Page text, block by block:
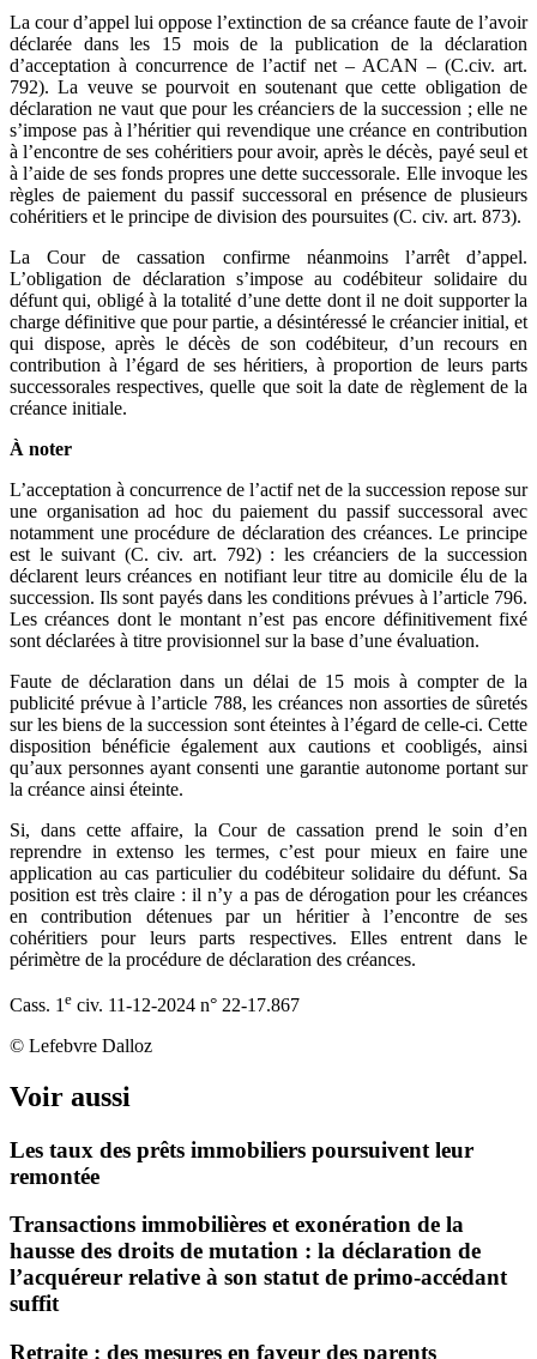
La cour d’appel lui oppose l’extinction de sa créance faute de l’avoir
déclarée dans les 15 mois de la publication de la déclaration
d’acceptation à concurrence de l’actif net – ACAN – (C.civ. art.
792). La veuve se pourvoit en soutenant que cette obligation de
déclaration ne vaut que pour les créanciers de la succession ; elle ne
s’impose pas à l’héritier qui revendique une créance en contribution
à l’encontre de ses cohéritiers pour avoir, après le décès, payé seul et
à l’aide de ses fonds propres une dette successorale. Elle invoque les
règles de paiement du passif successoral en présence de plusieurs
cohéritiers et le principe de division des poursuites (C. civ. art. 873).
La Cour de cassation confirme néanmoins l’arrêt d’appel.
L’obligation de déclaration s’impose au codébiteur solidaire du
défunt qui, obligé à la totalité d’une dette dont il ne doit supporter la
charge définitive que pour partie, a désintéressé le créancier initial, et
qui dispose, après le décès de son codébiteur, d’un recours en
contribution à l’égard de ses héritiers, à proportion de leurs parts
successorales respectives, quelle que soit la date de règlement de la
créance initiale.
À noter
L’acceptation à concurrence de l’actif net de la succession repose sur
une organisation ad hoc du paiement du passif successoral avec
notamment une procédure de déclaration des créances. Le principe
est le suivant (C. civ. art. 792) : les créanciers de la succession
déclarent leurs créances en notifiant leur titre au domicile élu de la
succession. Ils sont payés dans les conditions prévues à l’article 796.
Les créances dont le montant n’est pas encore définitivement fixé
sont déclarées à titre provisionnel sur la base d’une évaluation.
Faute de déclaration dans un délai de 15 mois à compter de la
publicité prévue à l’article 788, les créances non assorties de sûretés
sur les biens de la succession sont éteintes à l’égard de celle-ci. Cette
disposition bénéficie également aux cautions et coobligés, ainsi
qu’aux personnes ayant consenti une garantie autonome portant sur
la créance ainsi éteinte.
Si, dans cette affaire, la Cour de cassation prend le soin d’en
reprendre in extenso les termes, c’est pour mieux en faire une
application au cas particulier du codébiteur solidaire du défunt. Sa
position est très claire : il n’y a pas de dérogation pour les créances
en contribution détenues par un héritier à l’encontre de ses
cohéritiers pour leurs parts respectives. Elles entrent dans le
périmètre de la procédure de déclaration des créances.
Cass. 1 e civ. 11‑12‑2024 n° 22‑17.867
© Lefebvre Dalloz
Voir aussi
Les taux des prêts immobiliers poursuivent leur
remontée
Transactions immobilières et exonération de la
hausse des droits de mutation : la déclaration de
l’acquéreur relative à son statut de primo-accédant
suffit
Retraite : des mesures en faveur des parents